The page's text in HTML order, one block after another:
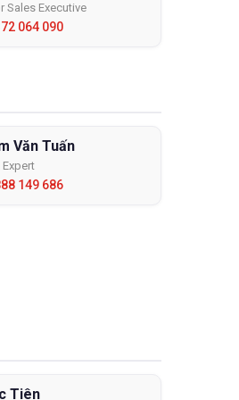
Sales Executive
064 090
Văn Tuấn
149 686
Tiên